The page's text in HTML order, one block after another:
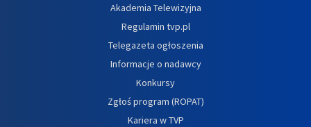
Akademia Telewizyjna
Regulamin tvp.pl
Telegazeta ogłoszenia
Informacje o nadawcy
Konkursy
Zgłoś program (ROPAT)
Kariera w TVP